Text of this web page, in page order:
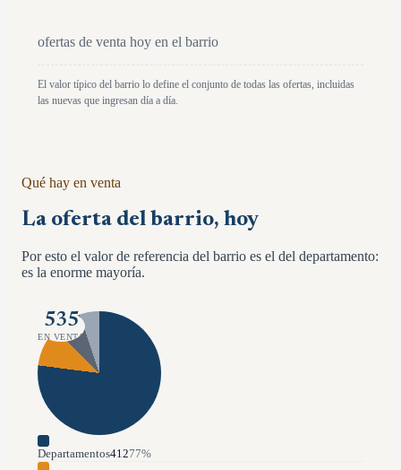
ofertas de venta hoy en el barrio
El valor típico del barrio lo define el conjunto de todas las ofertas, incluidas
las nuevas que ingresan día a día.
Qué hay en venta
La oferta del barrio, hoy
Por esto el valor de referencia del barrio es el del departamento:
es la enorme mayoría.
535
EN VENTA
Departamentos41277%